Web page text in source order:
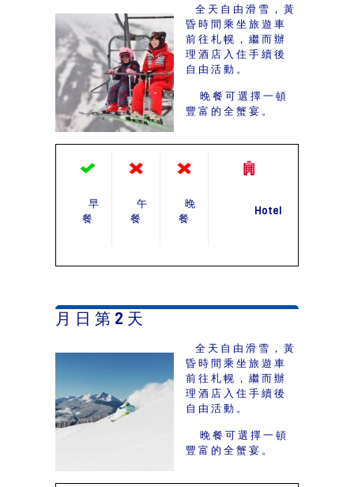
全天自由滑雪，黃
昏時間乘坐旅遊車
前往札幌，繼而辦
理酒店入住手續後
自由活動。
晚餐可選擇一頓
豐富的全蟹宴。
早
餐
午
餐
晚
餐
Hotel
月 日 第 2 天
全天自由滑雪，黃
昏時間乘坐旅遊車
前往札幌，繼而辦
理酒店入住手續後
自由活動。
晚餐可選擇一頓
豐富的全蟹宴。